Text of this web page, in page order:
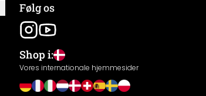
Følg os
Shop i:
Vores internationale hjemmesider